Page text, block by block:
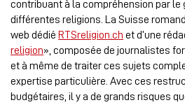
contribuant à la compréhension par le
différentes religions. La Suisse
web dédié RTSreligion.ch et d’une
religion», composée de journalistes
et à même de traiter ces sujets
expertise particulière. Avec ces
budgétaires, il y a de grands risques